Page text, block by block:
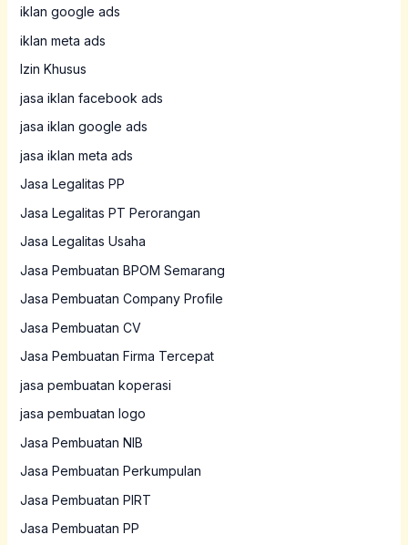
iklan google ads
iklan meta ads
Izin Khusus
jasa iklan facebook ads
jasa iklan google ads
jasa iklan meta ads
Jasa Legalitas PP
Jasa Legalitas PT Perorangan
Jasa Legalitas Usaha
Jasa Pembuatan BPOM Semarang
Jasa Pembuatan Company Profile
Jasa Pembuatan CV
Jasa Pembuatan Firma Tercepat
jasa pembuatan koperasi
jasa pembuatan logo
Jasa Pembuatan NIB
Jasa Pembuatan Perkumpulan
Jasa Pembuatan PIRT
Jasa Pembuatan PP